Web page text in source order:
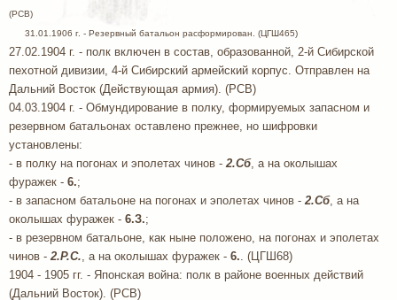
(РСВ)
31.01.1906 г. - Резервный батальон расформирован. (ЦГШ465)
27.02.1904 г. - полк включен в состав, образованной, 2-й Сибирской
пехотной дивизии, 4-й Сибирский армейский корпус. Отправлен на
Дальний Восток (Действующая армия). (РСВ)
04.03.1904 г. - Обмундирование в полку, формируемых запасном и
резервном батальонах оставлено прежнее, но шифровки
установлены:
- в полку на погонах и эполетах чинов -2.Сб, а на околышах
фуражек - 6.;
- в запасном батальоне на погонах и эполетах чинов -2.Сб, а на
околышах фуражек - 6.З.;
- в резервном батальоне, как ныне положено, на погонах и эполетах
чинов -2.Р.С., а на околышах фуражек - 6.. (ЦГШ68)
1904 - 1905 гг. - Японская война: полк в районе военных действий
(Дальний Восток). (РСВ)